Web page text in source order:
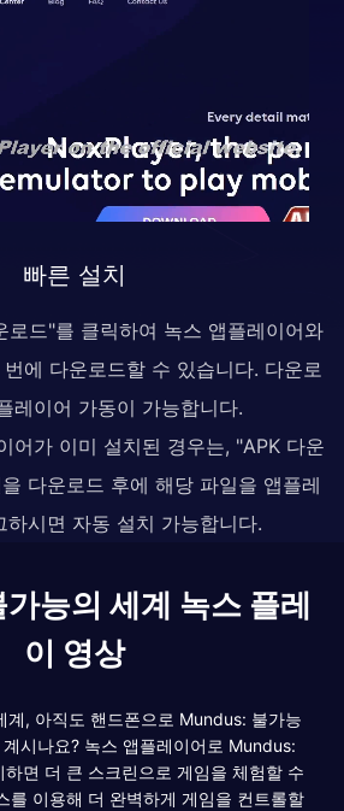
빠른 설치
로드"를 클릭하여 녹스 앱플레이어와
에 다운로드할 수 있습니다. 다운로
레이어 가동이 가능합니다.
어가 이미 설치된 경우는, "APK 다운
다운로드 후에 해당 파일을 앱플레
하시면 자동 설치 가능합니다.
능의 세계 녹스 플레
이 영상
계, 아직도 핸드폰으로 Mundus: 불가능
시나요? 녹스 앱플레이어로 Mundus:
면 더 큰 스크린으로 게임을 체험할 수
를 이용해 더 완벽하게 게임을 컨트롤할